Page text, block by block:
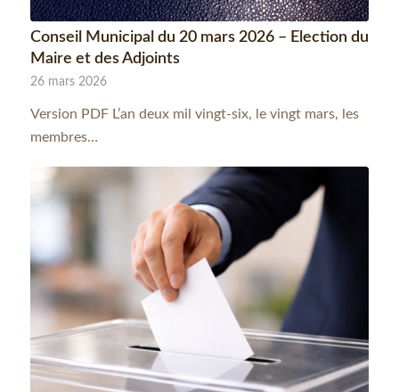
Conseil Municipal du 20 mars 2026 – Election du
Maire et des Adjoints
26 mars 2026
Version PDF L’an deux mil vingt-six, le vingt mars, les
membres…